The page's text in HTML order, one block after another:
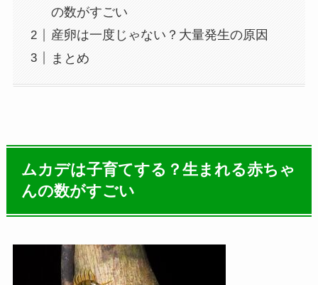
の数がすごい
産卵は一度じゃない？大量発生の原因
まとめ
ムカデは子育てする？生まれる赤ちゃ
んの数がすごい